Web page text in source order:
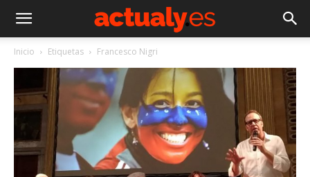
Inicio Etiquetas Francesco Nigri